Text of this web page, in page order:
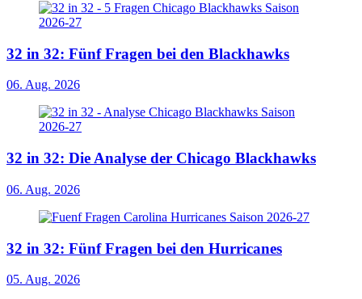
32 in 32: Fünf Fragen bei den Blackhawks
06. Aug. 2026
32 in 32: Die Analyse der Chicago Blackhawks
06. Aug. 2026
32 in 32: Fünf Fragen bei den Hurricanes
05. Aug. 2026